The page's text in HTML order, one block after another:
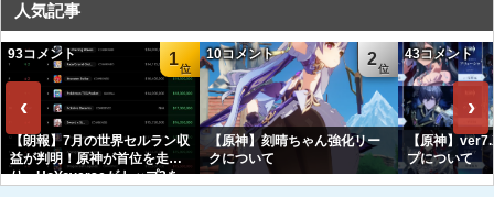
人気記事
‹
1
93コメント
【朗報】7月の世界セルラン収
益が判明！原神が首位を走
り、HoYoverseがトップ3を
2
10コメント
【原神】刻晴ちゃん強化リー
クについて
43コメント
【原神】
プについて
›